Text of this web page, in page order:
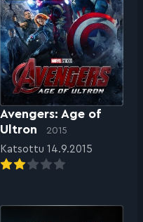
Avengers: Age of
Ultron
2015
Katsottu 14.9.2015